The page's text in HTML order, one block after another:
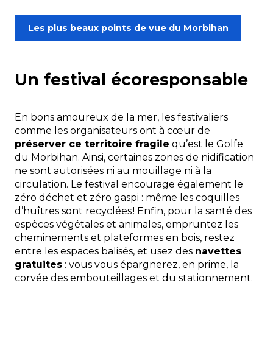
Les plus beaux points de vue du Morbihan
Un festival écoresponsable
En bons amoureux de la mer, les festivaliers
comme les organisateurs ont à cœur de
préserver ce territoire fragile qu’est le Golfe
du Morbihan. Ainsi, certaines zones de nidification
ne sont autorisées ni au mouillage ni à la
circulation. Le festival encourage également le
zéro déchet et zéro gaspi : même les coquilles
d’huîtres sont recyclées ! Enfin, pour la santé des
espèces végétales et animales, empruntez les
cheminements et plateformes en bois, restez
entre les espaces balisés, et usez des navettes
gratuites : vous vous épargnerez, en prime, la
corvée des embouteillages et du stationnement.